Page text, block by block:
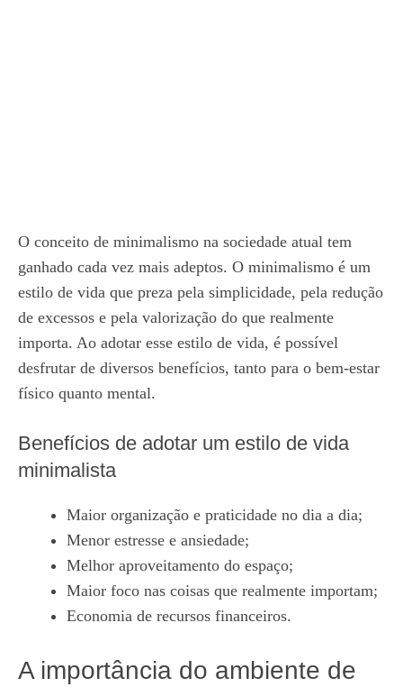
O conceito de minimalismo na sociedade atual tem
ganhado cada vez mais adeptos. O minimalismo é um
estilo de vida que preza pela simplicidade, pela redução
de excessos e pela valorização do que realmente
importa. Ao adotar esse estilo de vida, é possível
desfrutar de diversos benefícios, tanto para o bem-estar
físico quanto mental.
Benefícios de adotar um estilo de vida
minimalista
Maior organização e praticidade no dia a dia;
Menor estresse e ansiedade;
Melhor aproveitamento do espaço;
Maior foco nas coisas que realmente importam;
Economia de recursos financeiros.
A importância do ambiente de